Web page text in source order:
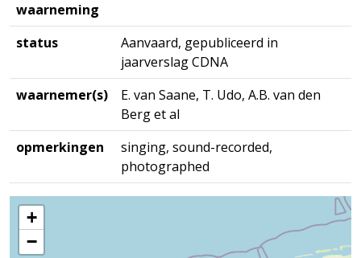
waarneming
status
Aanvaard, gepubliceerd in
jaarverslag CDNA
waarnemer(s)
E. van Saane, T. Udo, A.B. van den
Berg et al
opmerkingen
singing, sound-recorded,
photographed
+
−